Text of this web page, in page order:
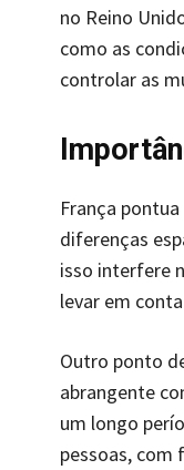
no Reino
como as
controlar as
França
diferenças
isso interfere
levar em
Outro ponto
abrangente
um longo
pessoas, com